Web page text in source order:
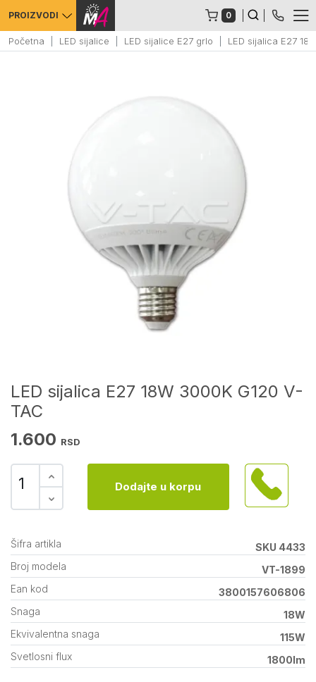
PROIZVODI 0
Početna LED sijalice LED sijalice E27 grlo LED sijalica E27
LED sijalica E27 18W 3000K G120 V-
TAC
1.600 RSD
Dodajte u korpu
Šifra artikla
SKU 4433
Broj modela
VT-1899
Ean kod
3800157606806
Snaga
18W
Ekvivalentna snaga
115W
Svetlosni flux
1800lm